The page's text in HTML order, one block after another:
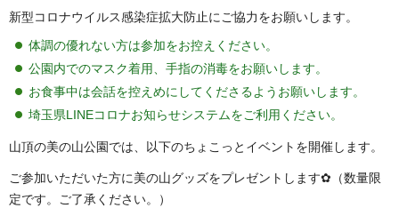
新型コロナウイルス感染症拡大防止にご協力をお願いします。
体調の優れない方は参加をお控えください。
公園内でのマスク着用、手指の消毒をお願いします。
お食事中は会話を控えめにしてくださるようお願いします。
埼玉県LINEコロナお知らせシステムをご利用ください。
山頂の美の山公園では、以下のちょこっとイベントを開催します。
ご参加いただいた方に美の山グッズをプレゼントします✿（数量限
定です。ご了承ください。）